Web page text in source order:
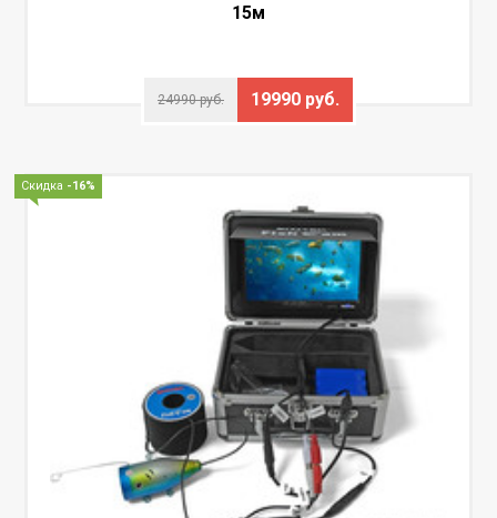
15м
24990 руб. 19990 руб.
Скидка -16%